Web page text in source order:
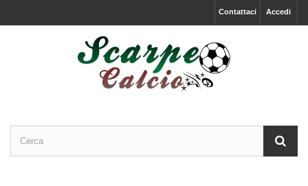
Accedi
Contattaci